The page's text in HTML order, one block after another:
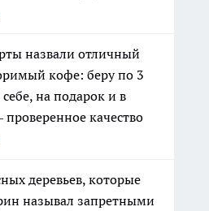
назвали отличный
кофе: беру по 3
на подарок и в
проверенное качество
деревьев, которые
называл запретными